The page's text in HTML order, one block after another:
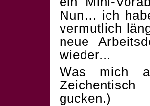
Nun… ich
vermutlich
neue
wieder...
Was mich
gucken.)